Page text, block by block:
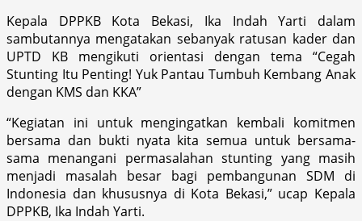
Kepala DPPKB Kota Bekasi, Ika Indah Yarti dalam
sambutannya mengatakan sebanyak ratusan kader dan
UPTD KB mengikuti orientasi dengan tema “Cegah
Stunting Itu Penting! Yuk Pantau Tumbuh Kembang Anak
dengan KMS dan KKA”
“Kegiatan ini untuk mengingatkan kembali komitmen
bersama dan bukti nyata kita semua untuk bersama-
sama menangani permasalahan stunting yang masih
menjadi masalah besar bagi pembangunan SDM di
Indonesia dan khususnya di Kota Bekasi,” ucap Kepala
DPPKB, Ika Indah Yarti.